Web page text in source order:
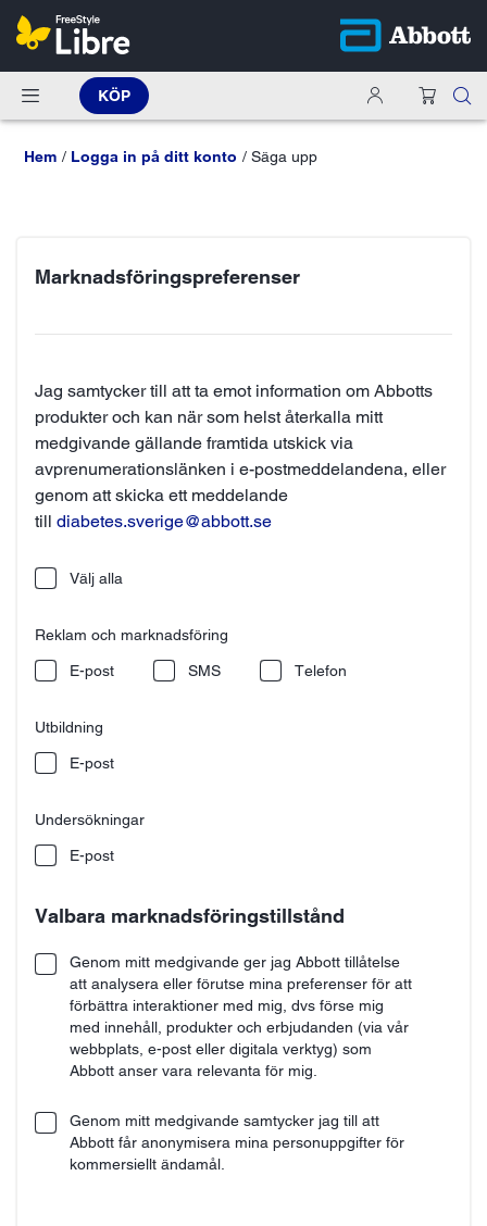
KÖP
Hem Logga in på ditt konto Säga upp
Marknadsföringspreferenser
Jag samtycker till att ta emot information om Abbotts
produkter och kan när som helst återkalla mitt
medgivande gällande framtida utskick via
avprenumerationslänken i e-postmeddelandena, eller
genom att skicka ett meddelande
till diabetes.sverige@abbott.se
Välj alla
Reklam och marknadsföring
E-post SMS Telefon
Utbildning
E-post
Undersökningar
E-post
Valbara marknadsföringstillstånd
Genom mitt medgivande ger jag Abbott tillåtelse
att analysera eller förutse mina preferenser för att
förbättra interaktioner med mig, dvs förse mig
med innehåll, produkter och erbjudanden (via vår
webbplats, e-post eller digitala verktyg) som
Abbott anser vara relevanta för mig.
Genom mitt medgivande samtycker jag till att
Abbott får anonymisera mina personuppgifter för
kommersiellt ändamål.